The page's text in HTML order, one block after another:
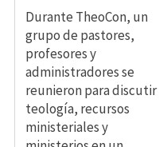
Durante TheoCon, un
grupo de pastores,
profesores y
administradores se
reunieron para discutir
teología, recursos
ministeriales y